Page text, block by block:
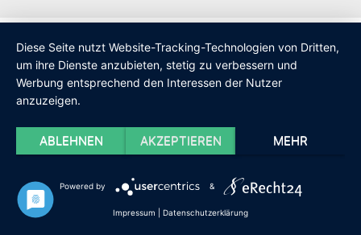
Diese Seite nutzt Website-Tracking-Technologien von Dritten,
um ihre Dienste anzubieten, stetig zu verbessern und
Werbung entsprechend den Interessen der Nutzer
anzuzeigen.
ABLEHNEN AKZEPTIEREN MEHR
Powered by &
Impressum Datenschutzerklärung